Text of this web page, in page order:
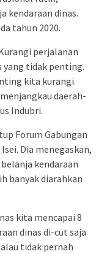
kendaraan dinas.
tahun 2020.
perjalanan
yang tidak penting.
kita kurangi.
daerah-
Indubri.
Forum Gabungan
Dia menegaskan,
kendaraan
banyak diarahkan
kita mencapai 8
dinas di-cut saja
tidak pernah